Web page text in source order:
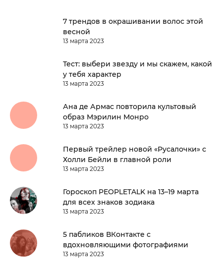
7 трендов в окрашивании волос этой
весной
13 марта 2023
Тест: выбери звезду и мы скажем, какой
у тебя характер
13 марта 2023
Ана де Армас повторила культовый
образ Мэрилин Монро
13 марта 2023
Первый трейлер новой «Русалочки» с
Холли Бейли в главной роли
13 марта 2023
Гороскоп PEOPLETALK на 13–19 марта
для всех знаков зодиака
13 марта 2023
5 пабликов ВКонтакте с
вдохновляющими фотографиями
13 марта 2023